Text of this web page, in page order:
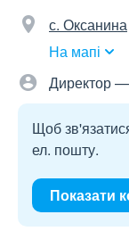
с. Оксанина
На мапі
Директор —
Щоб
ел. пошту.
Показати